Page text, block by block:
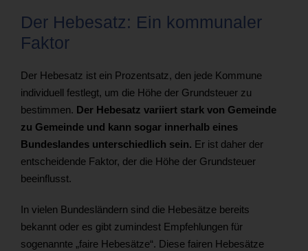
Der Hebesatz: Ein kommunaler
Faktor
Der Hebesatz ist ein Prozentsatz, den jede Kommune
individuell festlegt, um die Höhe der Grundsteuer zu
bestimmen. Der Hebesatz variiert stark von Gemeinde
zu Gemeinde und kann sogar innerhalb eines
Bundeslandes unterschiedlich sein. Er ist daher der
entscheidende Faktor, der die Höhe der Grundsteuer
beeinflusst.
In vielen Bundesländern sind die Hebesätze bereits
bekannt oder es gibt zumindest Empfehlungen für
sogenannte „faire Hebesätze“. Diese fairen Hebesätze